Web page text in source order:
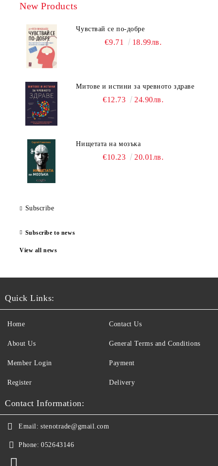
New Products
Чувствай се по-добре
€9.71 18.99лв.
Митове и истини за чревното здраве
€12.73 24.90лв.
Нищетата на мозъка
€10.23 20.01лв.
Subscribe
Subscribe to news
View all news
Quick Links:
Home
About Us
Member Login
Register
Contact Us
General Terms and Conditions
Payment
Delivery
Contact Information:
Email: stenotrade@gmail.com
Phone: 052643146